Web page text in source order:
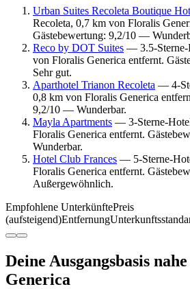
Urban Suites Recoleta Boutique
Recoleta, 0,7 km von Floralis
Gästebewertung: 9,2/10 —
Reco by DOT Suites — 3.5-Sterne-
von Floralis Generica entfernt.
Sehr gut.
Aparthotel Trianon Recoleta — 4-
0,8 km von Floralis Generica
9,2/10 — Wunderbar.
Mayla Apartments — 3-Sterne-
Floralis Generica entfernt.
Wunderbar.
Hotel Club Frances — 5-Sterne-
Floralis Generica entfernt.
Außergewöhnlich.
Empfohlene UnterkünftePreis
(aufsteigend)Entfernung
Deine Ausgangsbasis
Generica